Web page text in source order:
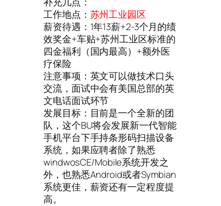
工作地点： 苏州工业园区
薪资待遇：1年13薪+2-3个月的绩
效奖金+车贴+苏州工业区标准的
四金福利（国内最高）+额外医
疗保险
注意事项：英文可以做技术口头
交流，面试中会有美国总部的英
文电话面试环节
发展目标：目前是一个全新的团
队，这个BU将会发展新一代智能
手机平台下手持条形码扫描设备
系统，如果应聘者除了熟悉
windwosCE/Mobile系统开发之
外，也熟悉Android或者Symbian
系统更佳，薪资还有一定程度提
高。